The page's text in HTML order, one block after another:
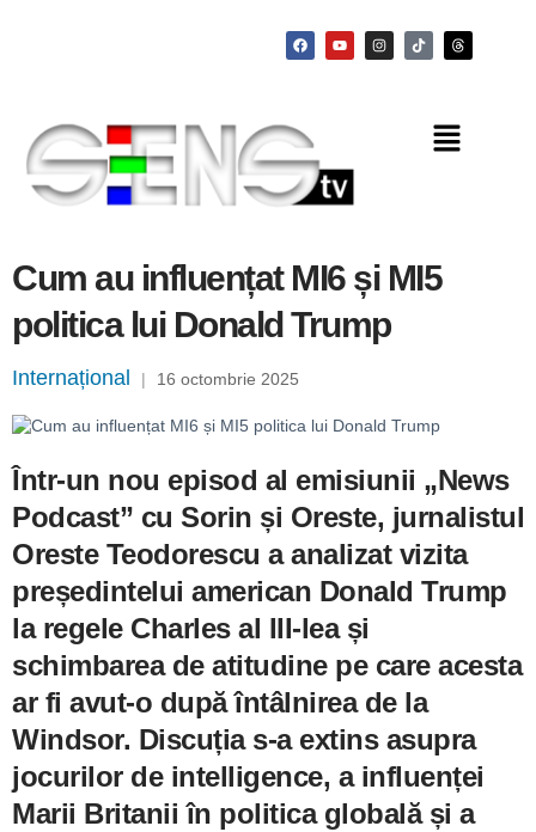
Cum au influențat MI6 și MI5
politica lui Donald Trump
Internațional | 16 octombrie 2025
Într-un nou episod al emisiunii „News
Podcast” cu Sorin și Oreste, jurnalistul
Oreste Teodorescu a analizat vizita
președintelui american Donald Trump
la regele Charles al III-leași
schimbarea de atitudine pe care acesta
ar fi avut-o după întâlnirea de la
Windsor. Discuția s-a extins asupra
jocurilor de intelligence, a influenței
Marii Britanii în politica globală și a